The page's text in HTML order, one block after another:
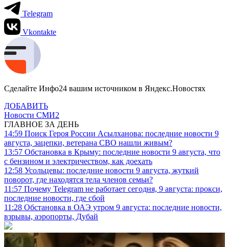
Telegram
Vkontakte
Сделайте Инфо24 вашим источником в Яндекс.Новостях
ДОБАВИТЬ
Новости СМИ2
ГЛАВНОЕ ЗА ДЕНЬ
14:59 Поиск Героя России Асылханова: последние новости 9
августа, зацепки, ветерана СВО нашли живым?
13:57 Обстановка в Крыму: последние новости 9 августа, что
с бензином и электричеством, как доехать
12:58 Усольцевы: последние новости 9 августа, жуткий
поворот, где находятся тела членов семьи?
11:57 Почему Telegram не работает сегодня, 9 августа: прокси,
последние новости, где сбой
11:28 Обстановка в ОАЭ утром 9 августа: последние новости,
взрывы, аэропорты, Дубай